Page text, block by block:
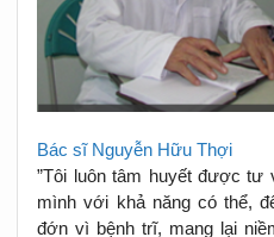
Bác sĩ Nguyễn Hữu Thợi
”Tôi luôn tâm huyết được tư
mình với khả năng có thể,
đớn vì bệnh trĩ, mang lại